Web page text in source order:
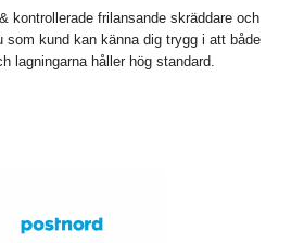
kontrollerade frilansande skräddare och
som kund kan känna dig trygg i att både
lagningarna håller hög standard.